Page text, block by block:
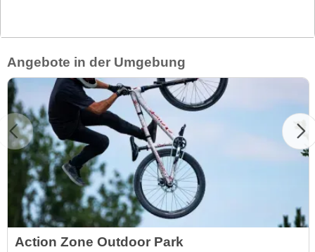
Angebote in der Umgebung
Action Zone Outdoor Park